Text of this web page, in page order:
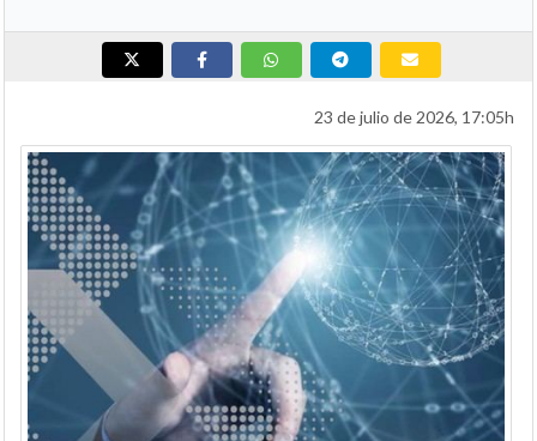
23 de julio de 2026, 17:05h